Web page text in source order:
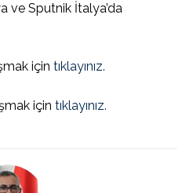
ve Sputnik İtalya’da
için tıklayınız.
için tıklayınız.